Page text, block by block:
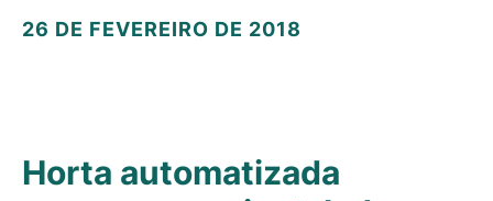
26 DE FEVEREIRO DE 2018
Horta automatizada